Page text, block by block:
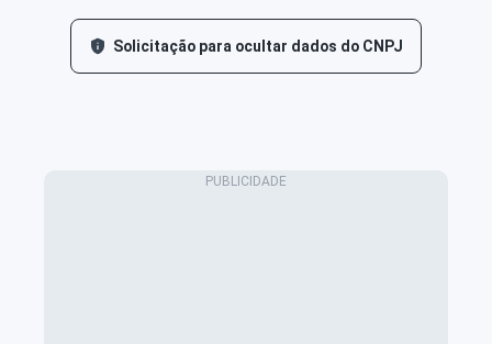
Solicitação para ocultar dados do CNPJ